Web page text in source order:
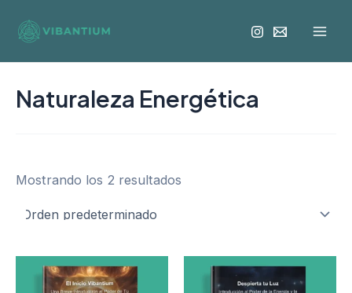
Naturaleza Energética
Mostrando los 2 resultados